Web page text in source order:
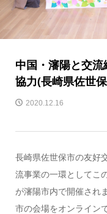
中国・瀋陽と交
協力(長崎県佐世
2020.12.16
長崎県佐世保市の友好
流事業の一環としてこ
が瀋陽市内で開催され
市の会場をオンライン